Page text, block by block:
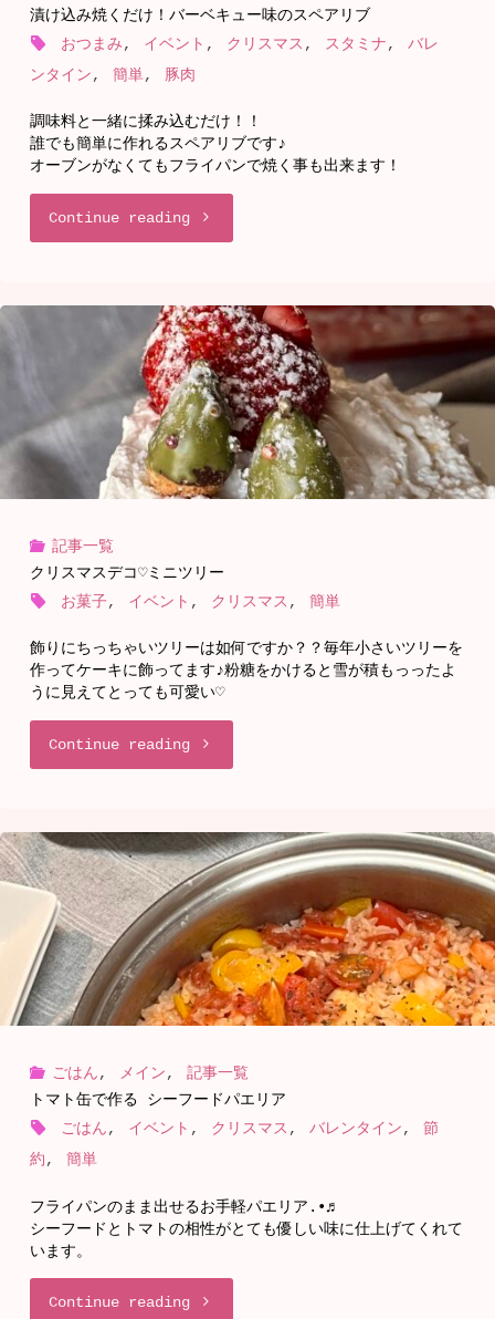
簡
単
お
つ
メ
レ
ン
ゲ
キ
ー"
漬け込み焼くだけ！バーベキュー味のスペアリブ
おつまみ, イベント , クリスマス , スタミナ,
バレ
ンタイン, 簡単, 豚肉
調味料と一緒に揉み込むだけ！！
誰でも簡単に作れるスペアリブです♪
オーブンがなくてもフライパンで焼く事も出来ます！
Continue reading"漬
込
み
焼
く
だ
ー
ベ
キ
ー
味
の
ス
ペ
ア
記事一覧
クリスマスデコ♡ミニツリー
お菓子, イベント , クリスマス , 簡単
飾りにちっちゃいツリーは如何ですか？？毎年小さいツリーを
作ってケーキに飾ってます♪粉糖をかけると雪が積もっったよ
うに見えてとっても可愛い♡
Continue reading"ク
ス
マ
ス
デ
コ
♡
ツ
ごはん, メイン,
記事一覧
トマト缶で作る シーフードパエリア
ごはん, イベント , クリスマス , バレンタイン,
節
約, 簡単
フライパンのまま出せるお手軽パエリア.•♬
シーフードとトマトの相性がとても優しい味に仕上げてくれて
います。
Continue reading"ト